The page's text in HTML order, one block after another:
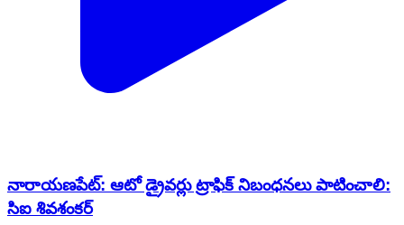
నారాయణపేట్: ఆటో డ్రైవర్లు ట్రాఫిక్ నిబంధనలు పాటించాలి:
సిఐ శివశంకర్